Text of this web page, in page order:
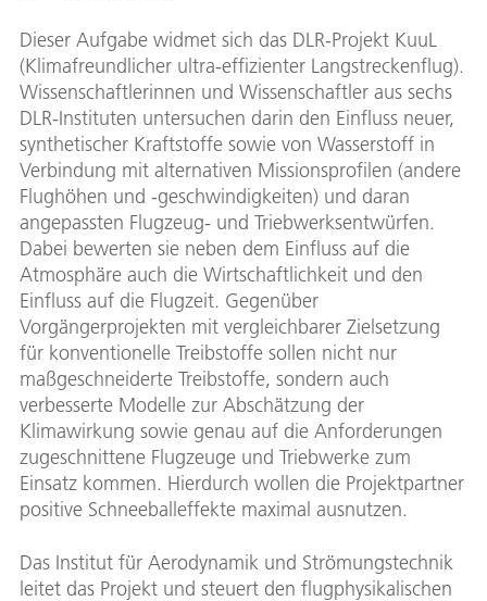
Dieser Aufgabe widmet sich das DLR-Projekt KuuL
(Klimafreundlicher ultra-effizienter Langstreckenflug).
Wissenschaftlerinnen und Wissenschaftler aus sechs
DLR-Instituten untersuchen darin den Einfluss neuer,
synthetischer Kraftstoffe sowie von Wasserstoff in
Verbindung mit alternativen Missionsprofilen (andere
Flughöhen und -geschwindigkeiten) und daran
angepassten Flugzeug- und Triebwerksentwürfen.
Dabei bewerten sie neben dem Einfluss auf die
Atmosphäre auch die Wirtschaftlichkeit und den
Einfluss auf die Flugzeit. Gegenüber
Vorgängerprojekten mit vergleichbarer Zielsetzung
für konventionelle Treibstoffe sollen nicht nur
maßgeschneiderte Treibstoffe, sondern auch
verbesserte Modelle zur Abschätzung der
Klimawirkung sowie genau auf die Anforderungen
zugeschnittene Flugzeuge und Triebwerke zum
Einsatz kommen. Hierdurch wollen die Projektpartner
positive Schneeballeffekte maximal ausnutzen.
Das Institut für Aerodynamik und Strömungstechnik
leitet das Projekt und steuert den flugphysikalischen